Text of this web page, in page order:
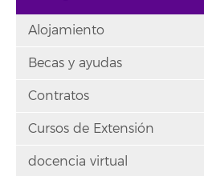
Alojamiento
Becas y ayudas
Contratos
Cursos de Extensión
docencia virtual